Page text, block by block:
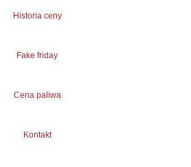
Historia ceny
Fake friday
Cena paliwa
Kontakt